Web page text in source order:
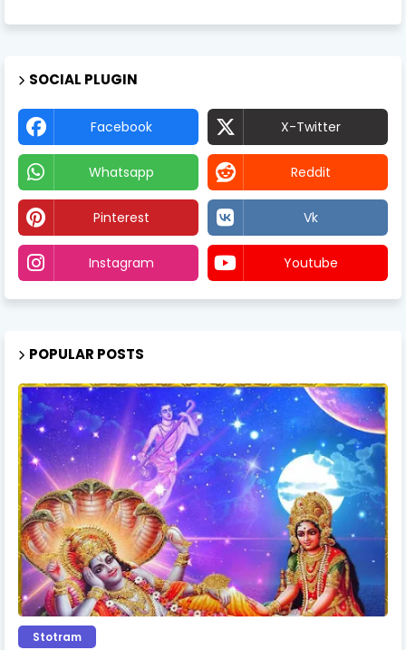
SOCIAL PLUGIN
Facebook X-Twitter
Whatsapp Reddit
Pinterest Vk
Instagram Youtube
POPULAR POSTS
Stotram